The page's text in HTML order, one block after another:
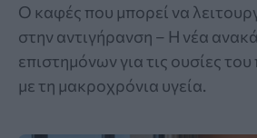
Ο καφές που μπορεί να
στην αντιγήρανση – Η νέα
επιστημόνων για τις ουσίες
με τη μακροχρόνια υγεία.